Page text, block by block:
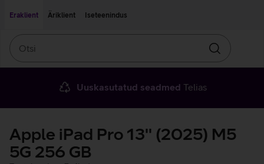
Eraklient
Äriklient Iseteenindus
Otsin
Uuskasutatud seadmed Telias
Apple iPad Pro 13'' (2025) M5
5G 256 GB